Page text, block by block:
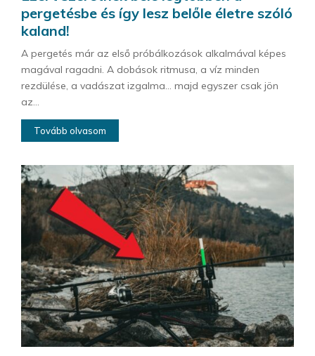
pergetésbe és így lesz belőle életre szóló
kaland!
A pergetés már az első próbálkozások alkalmával képes
magával ragadni. A dobások ritmusa, a víz minden
rezdülése, a vadászat izgalma… majd egyszer csak jön
az...
Tovább olvasom